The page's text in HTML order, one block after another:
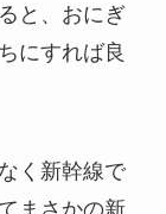
と、おにぎ
にすれば良
く新幹線で
まさかの新